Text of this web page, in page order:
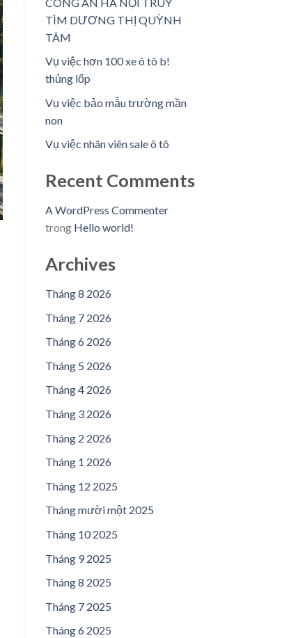
TÌM DƯƠNG THỊ QUỲNH
TÂM
Vụ việc hơn 100 xe ô tô b!
thủng lốp
Vụ việc bảo mẫu trường mần
non
Vụ việc nhân viên sale ô tô
Recent Comments
A WordPress Commenter
trong Hello world!
Archives
Tháng 8 2026
Tháng 7 2026
Tháng 6 2026
Tháng 5 2026
Tháng 4 2026
Tháng 3 2026
Tháng 2 2026
Tháng 1 2026
Tháng 12 2025
Tháng mười một 2025
Tháng 10 2025
Tháng 9 2025
Tháng 8 2025
Tháng 7 2025
Tháng 6 2025